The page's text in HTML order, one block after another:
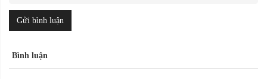
Gửi bình luận
Bình luận